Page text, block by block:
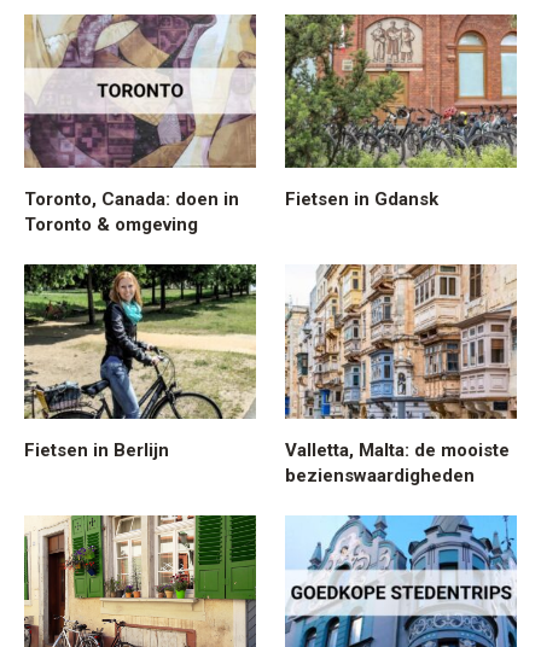
Toronto, Canada: doen in
Toronto & omgeving
Fietsen in Gdansk
Fietsen in Berlijn
Valletta, Malta: de mooiste
bezienswaardigheden